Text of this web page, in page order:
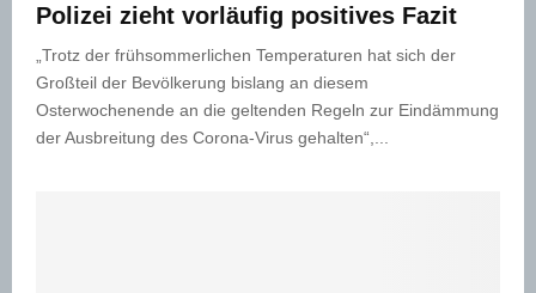
Polizei zieht vorläufig positives Fazit
„Trotz der frühsommerlichen Temperaturen hat sich der
Großteil der Bevölkerung bislang an diesem
Osterwochenende an die geltenden Regeln zur Eindämmung
der Ausbreitung des Corona-Virus gehalten“,...